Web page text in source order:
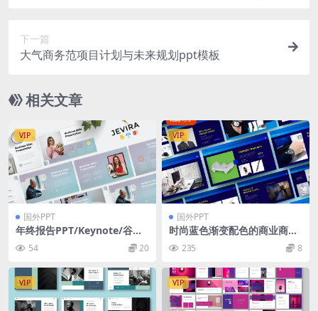
下一篇
大气商务范项目计划与未来规划ppt模板
相关文章
VIP
国外PPT
年终报告PPT/Keynote/谷歌
幻灯片三合一模板 Jevira – Pr
esentation Template
54 20
VIP
国外PPT
时尚蓝色渐变配色的商业商务
大数据powerpoint幻灯片演
示模板（pptx）
235 8
VIP VIP